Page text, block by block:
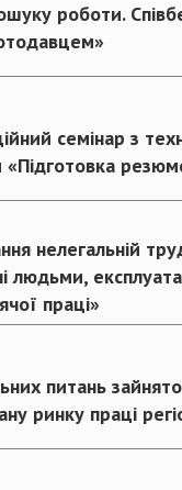
роботи.
семінар з
нелегальній
людьми,
праці»
питань
ринку праці